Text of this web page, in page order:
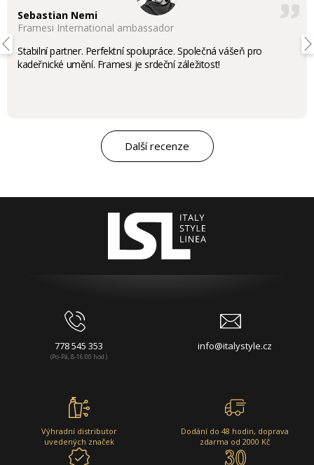
Sebastian Nemi
Framesi International ambassador
Stabilní partner. Perfektní spolupráce. Společná vášeň pro
kadeřnické umění. Framesi je srdeční záležitost!
Další recenze
778 545 353
(Po-Pá, 8-16:00 hod.)
info@italystyle.cz
Výhradní distributor
uvedených značek
Dodání do 48 hodin, doprava
zdarma od 2000 Kč